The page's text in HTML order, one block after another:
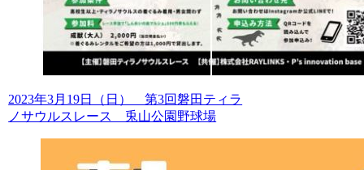
2023年3月19日（日） 第3回磐田ティラ
ノサウルスレース 兎山公園野球場